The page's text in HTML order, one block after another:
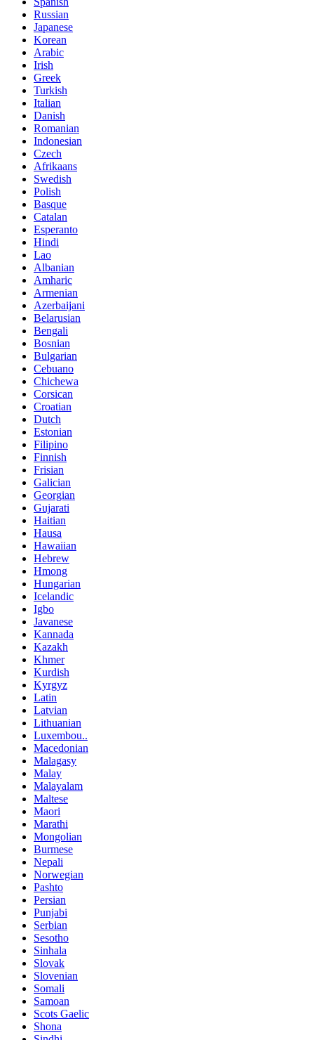
Russian
Japanese
Korean
Arabic
Irish
Greek
Turkish
Italian
Danish
Romanian
Indonesian
Czech
Afrikaans
Swedish
Polish
Basque
Catalan
Esperanto
Hindi
Lao
Albanian
Amharic
Armenian
Azerbaijani
Belarusian
Bengali
Bosnian
Bulgarian
Cebuano
Chichewa
Corsican
Croatian
Dutch
Estonian
Filipino
Finnish
Frisian
Galician
Georgian
Gujarati
Haitian
Hausa
Hawaiian
Hebrew
Hmong
Hungarian
Icelandic
Igbo
Javanese
Kannada
Kazakh
Khmer
Kurdish
Kyrgyz
Latin
Latvian
Lithuanian
Luxembou..
Macedonian
Malagasy
Malay
Malayalam
Maltese
Maori
Marathi
Mongolian
Burmese
Nepali
Norwegian
Pashto
Persian
Punjabi
Serbian
Sesotho
Sinhala
Slovak
Slovenian
Somali
Samoan
Scots Gaelic
Shona